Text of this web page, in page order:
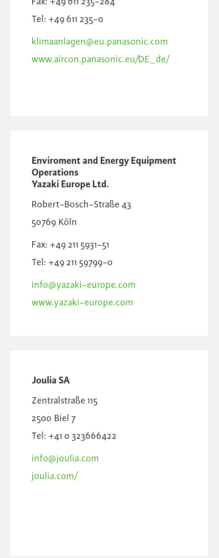
Tel: +49 611 235-0
klimaanlagen@eu.panasonic.com
www.aircon.panasonic.eu/DE_de/
Enviroment and Energy Equipment
Operations
Yazaki Europe Ltd.
Robert-Bosch-Straße 43
50769 Köln
Fax: +49 211 5931-51
Tel: +49 211 59799-0
info@yazaki-europe.com
www.yazaki-europe.com
Joulia SA
Zentralstraße 115
2500 Biel 7
Tel: +41 0 323666422
info@joulia.com
joulia.com/